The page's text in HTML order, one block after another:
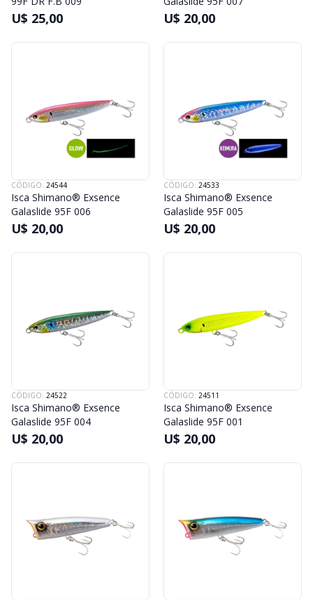
U$ 25,00 U$ 20,00
CÓDIGO: 24544
Isca Shimano® Exsence
Galaslide 95F 006
U$ 20,00
CÓDIGO: 24533
Isca Shimano® Exsence
Galaslide 95F 005
U$ 20,00
CÓDIGO: 24522
Isca Shimano® Exsence
Galaslide 95F 004
U$ 20,00
CÓDIGO: 24511
Isca Shimano® Exsence
Galaslide 95F 001
U$ 20,00